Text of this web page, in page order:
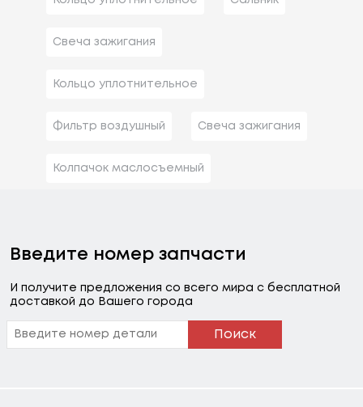
Свеча зажигания
Кольцо уплотнительное
Фильтр воздушный Свеча зажигания
Колпачок маслосъемный
Введите номер запчасти
И получите предложения со всего мира с бесплатной
доставкой до Вашего города
Поиск